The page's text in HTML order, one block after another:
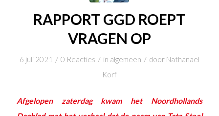
RAPPORT GGD ROEPT
VRAGEN OP
6 juli 2021 / 0 Reacties / in algemeen / door Nathanael
Korf
Afgelopen zaterdag kwam het Noordhollands